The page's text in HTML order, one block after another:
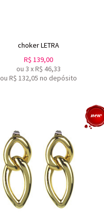
choker LETRA
R$ 139,00
ou 3 xR$ 46,33
ou R$ 132,05 no depósito